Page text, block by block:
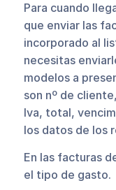
Para cuando
que enviar las
incorporado al
necesitas
modelos a
son nº de
Iva, total,
los datos de los
En las facturas
el tipo de gasto.